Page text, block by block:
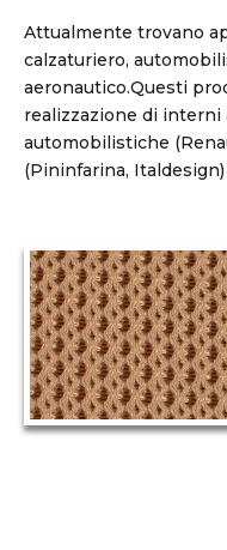
Attualmente trovano
calzaturiero,
aeronautico.Questi
realizzazione di interni
automobilistiche
(Pininfarina, Italdesign)